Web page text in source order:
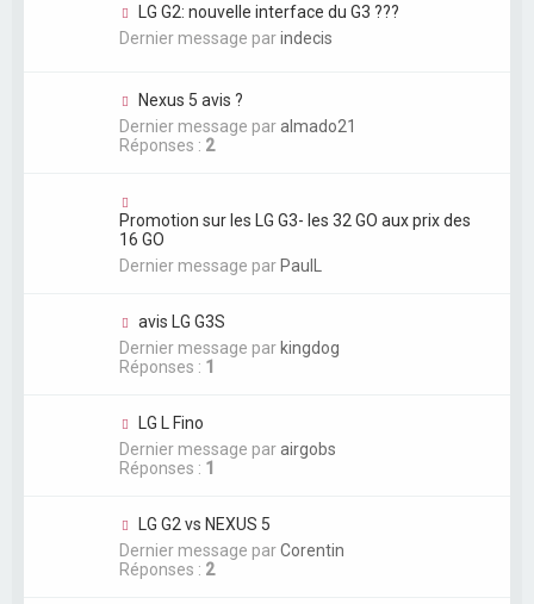
LG G2: nouvelle interface du G3 ???
Dernier message parindecis
Nexus 5 avis ?
Dernier message paralmado21
Réponses : 2
Promotion sur les LG G3- les 32 GO aux prix des
16 GO
Dernier message parPaulL
avis LG G3S
Dernier message parkingdog
Réponses : 1
LG L Fino
Dernier message parairgobs
Réponses : 1
LG G2 vs NEXUS 5
Dernier message parCorentin
Réponses : 2